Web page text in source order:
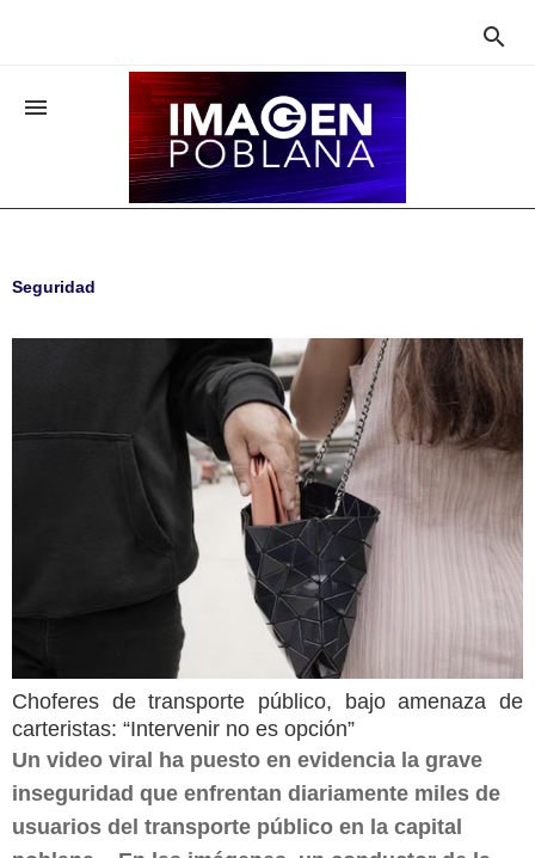


Seguridad
Choferes de transporte público, bajo amenaza de
carteristas: “Intervenir no es opción”
Un video viral ha puesto en evidencia la grave
inseguridad que enfrentan diariamente miles de
usuarios del transporte público en la capital